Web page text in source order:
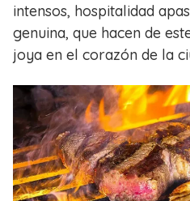
intensos, hospitalidad
genuina, que hacen de
joya en el corazón de la